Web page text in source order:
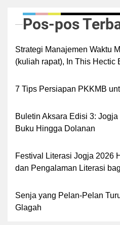
Pos-pos
Strategi Manajemen Waktu
(kuliah rapat), In This Hectic
7 Tips Persiapan PKKMB
Buletin Aksara Edisi 3:
Buku Hingga Dolanan
Festival Literasi Jogja 2026
dan Pengalaman Literasi
Senja yang Pelan-Pelan
Glagah